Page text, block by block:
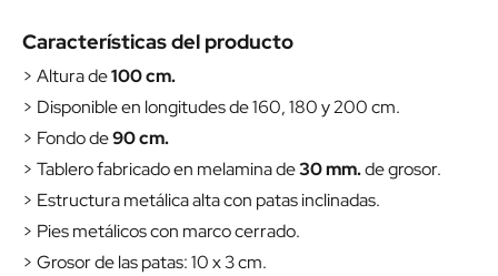
Características del producto
> Altura de100 cm.
> Disponible en longitudes de 160, 180 y 200 cm.
> Fondo de90 cm.
> Tablero fabricado en melamina de30 mm.de grosor.
> Estructura metálica alta con patas inclinadas.
> Pies metálicos con marco cerrado.
> Grosor de las patas: 10 x 3 cm.